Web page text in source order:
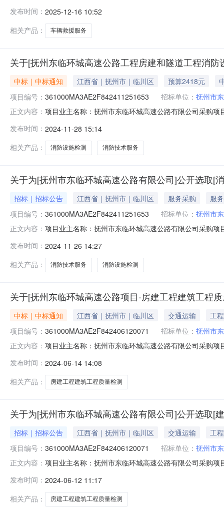
无要求，按照合同双方自行约定金额说明：按照《关于
发布时间： 2025-12-16 10:52
相关产品：
车辆救援服务
关于[抚州东临环城高速公路工程房建和隧道工程消
中标｜中标通知 江西省｜抚州市｜临川区 预算2418元
项目编号： 361000MA3AE2F842411251653 招标单位： 抚州市
正文内容： 项目业主名称：抚州市东临环城高速公路有限公司采购
（￥5,678,000,000元）金额说明：江西商友消防技术服
发布时间： 2024-11-28 15:14
相关产品：
消防设施检测 消防技术服务
关于为[抚州市东临环城高速公路有限公司]公开选取[
招标｜招标公告 江西省｜抚州市｜临川区 服务采购
服务
项目编号： 361000MA3AE2F842411251653 招标单位： 抚州市
正文内容： 项目业主名称：抚州市东临环城高速公路有限公司采购
技术服务有限公司报价38160元,江西华宁消防技术咨询
发布时间： 2024-11-26 14:27
相关产品：
消防技术服务 消防设施检测
关于[抚州东临环城高速公路项目-房建工程建筑工程
中标｜中标通知 江西省｜抚州市｜临川区 交通运输
工程
项目编号： 361000MA3AE2F842406120071 招标单位： 抚州市
正文内容： 项目业主名称：抚州市东临环城高速公路有限公司采购
资额（￥567800000元）金额说明：对三家检测单位进
发布时间： 2024-06-14 14:08
相关产品：
房建工程建筑工程质量检测
关于为[抚州市东临环城高速公路有限公司]公开选取[
招标｜招标公告 江西省｜抚州市｜临川区 交通运输
工程
项目编号： 361000MA3AE2F842406120071 招标单位： 抚州市
正文内容： 项目业主名称：抚州市东临环城高速公路有限公司采购
对三家检测单位进行询价，得到的价格分别为66517元
发布时间： 2024-06-12 11:17
相关产品：
房建工程建筑工程质量检测